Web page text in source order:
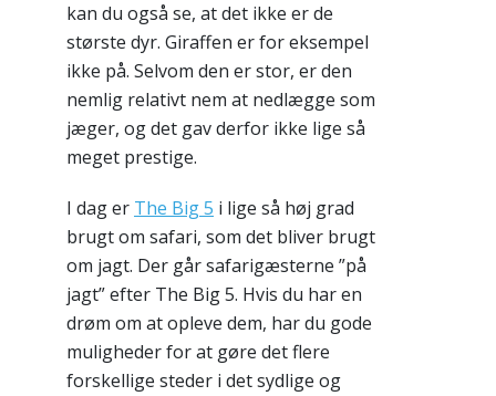
kan du også se, at det ikke er de
største dyr. Giraffen er for eksempel
ikke på. Selvom den er stor, er den
nemlig relativt nem at nedlægge som
jæger, og det gav derfor ikke lige så
meget prestige.
I dag er The Big 5 i lige så høj grad
brugt om safari, som det bliver brugt
om jagt. Der går safarigæsterne ”på
jagt” efter The Big 5. Hvis du har en
drøm om at opleve dem, har du gode
muligheder for at gøre det flere
forskellige steder i det sydlige og